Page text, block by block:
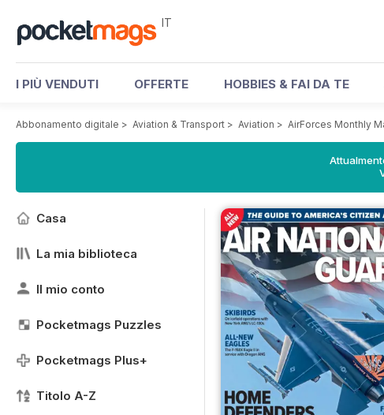
IT
I PIÙ VENDUTI OFFERTE HOBBIES & FAI DA TE
Abbonamento digitale > Aviation & Transport > Aviation > AirForces Monthly
Casa
La mia biblioteca
Il mio conto
Pocketmags Puzzles
Pocketmags Plus+
Titolo A-Z